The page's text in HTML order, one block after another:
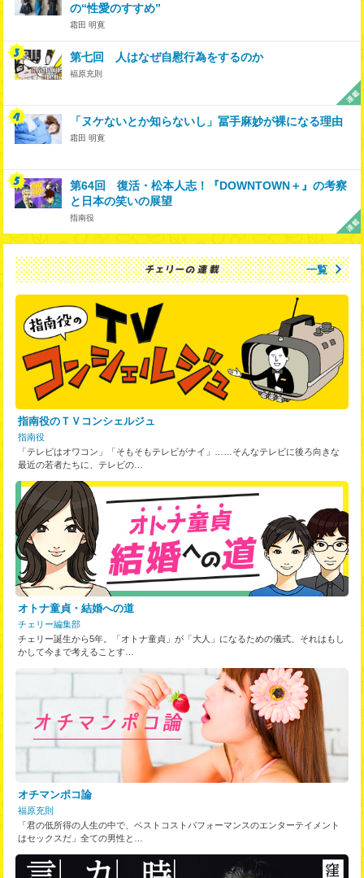
の“性愛のすすめ”
霜田 明寛
第七回 人はなぜ自慰行為をするのか
福原充則
「ヌケないとか知らないし」冨手麻妙が裸になる理由
霜田 明寛
第64回 復活・松本人志！『DOWNTOWN＋』の考察
と日本の笑いの展望
指南役
一覧
指南役のＴＶコンシェルジュ
指南役
「テレビはオワコン」「そもそもテレビがナイ」……そんなテレビに後ろ向きな
最近の若者たちに、テレビの…
オトナ童貞・結婚への道
チェリー編集部
チェリー誕生から5年。「オトナ童貞」が「大人」になるための儀式、それはもし
かして今まで考えることす…
オチマンポコ論
福原充則
「君の低所得の人生の中で、ベストコストパフォーマンスのエンターテイメント
はセックスだ」全ての男性と…